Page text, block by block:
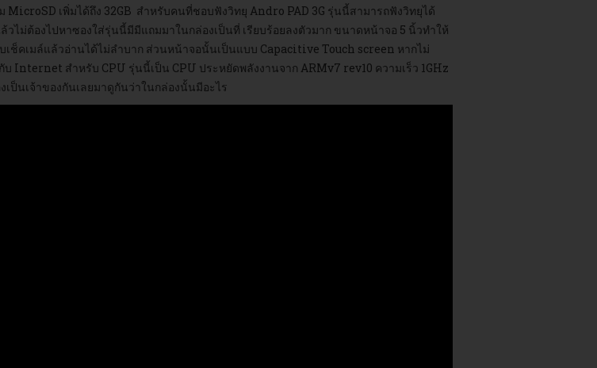
MicroSD เพิ่มได้ถึง 32GB สำหรับคนที่ชอบฟังวิทยุ Andro PAD 3G รุ่นนี้สามารถฟังวิทยุได้
ไม่ต้องไปหาซองใส่รุ่นนี้มีมีแถมมาในกล่องเป็นที่ เรียบร้อยลงตัวมาก ขนาดหน้าจอ 5 นิ้วทำให้
เช็คเมล์แล้วอ่านได้ไม่ลำบาก ส่วนหน้าจอนั้นเป็นแบบ Capacitive Touch screen หากไม่
สำหรับ CPU รุ่นนี้เป็น CPU ประหยัดพลังงานจาก ARMv7 rev10 ความเร็ว 1GHz
เป็นเจ้าของกันเลยมาดูกันว่าในกล่องนั้นมีอะไร